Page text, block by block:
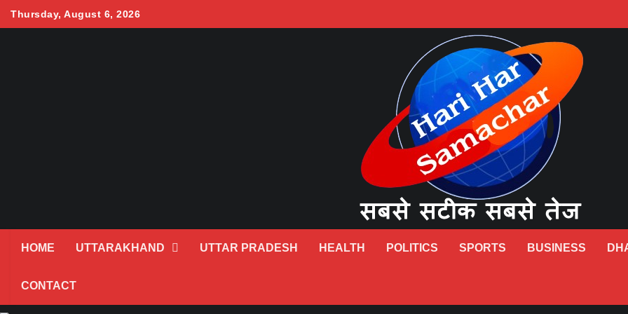
Thursday, August 6, 2026
HOME UTTARAKHAND UTTAR PRADESH HEALTH POLITICS SPORTS BUSINESS
CONTACT